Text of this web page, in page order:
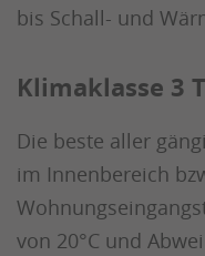
bis Schall- und
Klimaklasse 3
Die beste aller
im Innenbereich
von 20°C und